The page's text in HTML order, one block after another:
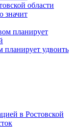
области
значит
планирует удвоить
в Ростовской